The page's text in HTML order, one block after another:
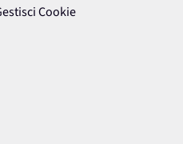
Cookie